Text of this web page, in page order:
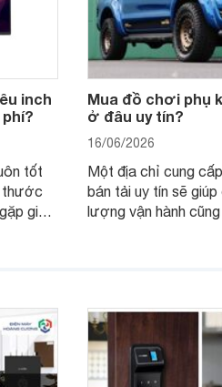
inch
tốt
thước
giao
Mua đồ chơi phụ
ở đâu uy tín?
16/06/2026
Một địa chỉ cung
bán tải uy tín sẽ
lượng vận hành